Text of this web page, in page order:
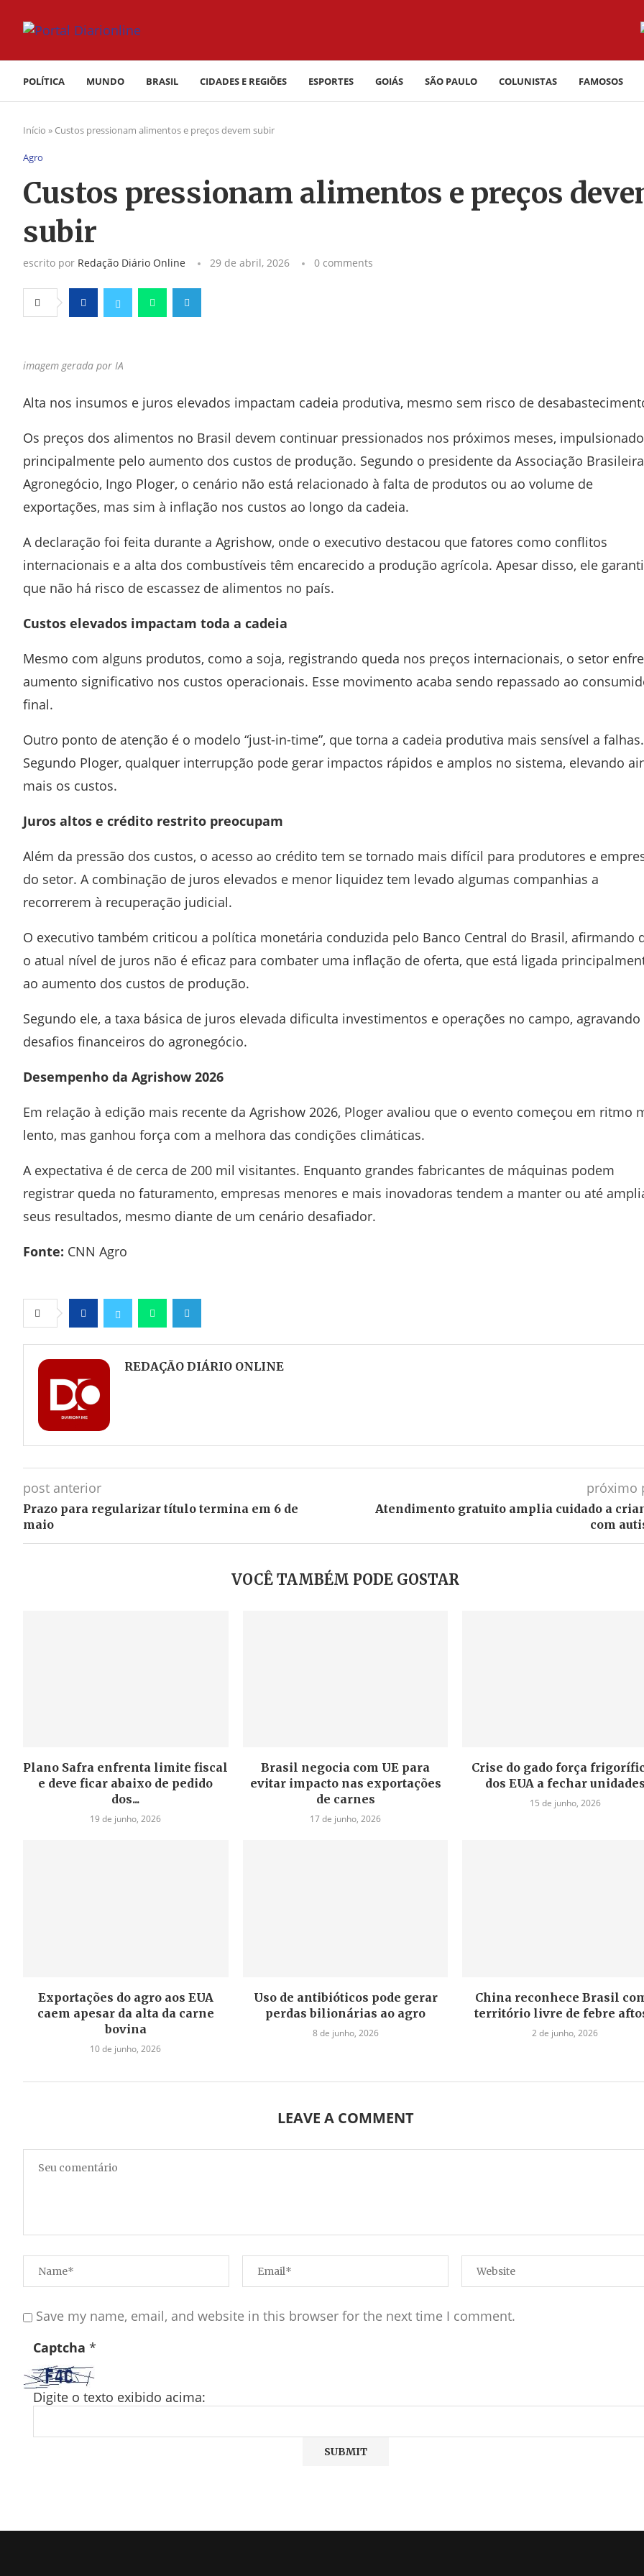
POLÍTICA MUNDO BRASIL CIDADES E REGIÕES ESPORTES GOIÁS SÃO PAULO COLUNISTAS FAMOSOS
Início » Custos pressionam alimentos e preços devem subir
Agro
Custos pressionam alimentos e preços
subir
escrito por Redação Diário Online 29 de abril, 2026 0 comments
imagem gerada por IA
Alta nos insumos e juros elevados impactam cadeia produtiva, mesmo sem risco de
Os preços dos alimentos no Brasil devem continuar pressionados nos próximos meses,
principalmente pelo aumento dos custos de produção. Segundo o presidente da Associação
Agronegócio, Ingo Ploger, o cenário não está relacionado à falta de produtos ou ao volume de
exportações, mas sim à inflação nos custos ao longo da cadeia.
A declaração foi feita durante a Agrishow, onde o executivo destacou que fatores como conflitos
internacionais e a alta dos combustíveis têm encarecido a produção agrícola. Apesar disso, ele
que não há risco de escassez de alimentos no país.
Custos elevados impactam toda a cadeia
Mesmo com alguns produtos, como a soja, registrando queda nos preços internacionais, o setor
aumento significativo nos custos operacionais. Esse movimento acaba sendo repassado ao
final.
Outro ponto de atenção é o modelo “just-in-time”, que torna a cadeia produtiva mais sensível a falhas.
Segundo Ploger, qualquer interrupção pode gerar impactos rápidos e amplos no sistema, elevando
mais os custos.
Juros altos e crédito restrito preocupam
Além da pressão dos custos, o acesso ao crédito tem se tornado mais difícil para produtores e
do setor. A combinação de juros elevados e menor liquidez tem levado algumas companhias a
recorrerem à recuperação judicial.
O executivo também criticou a política monetária conduzida pelo Banco Central do Brasil, afirmando
o atual nível de juros não é eficaz para combater uma inflação de oferta, que está ligada
ao aumento dos custos de produção.
Segundo ele, a taxa básica de juros elevada dificulta investimentos e operações no campo, agravando
desafios financeiros do agronegócio.
Desempenho da Agrishow 2026
Em relação à edição mais recente da Agrishow 2026, Ploger avaliou que o evento começou em ritmo
lento, mas ganhou força com a melhora das condições climáticas.
A expectativa é de cerca de 200 mil visitantes. Enquanto grandes fabricantes de máquinas podem
registrar queda no faturamento, empresas menores e mais inovadoras tendem a manter ou até
seus resultados, mesmo diante de um cenário desafiador.
Fonte: CNN Agro
FacebookTwitter WhatsappTelegram
REDAÇÃO DIÁRIO ONLINE
post anterior
Prazo para regularizar título termina em 6 de
maio
próximo
Atendimento gratuito amplia cuidado a
com
VOCÊ TAMBÉM PODE GOSTAR
Plano Safra enfrenta limite fiscal
e deve ficar abaixo de pedido
dos...
19 de junho, 2026
Brasil negocia com UE para
evitar impacto nas exportações
de carnes
17 de junho, 2026
Crise do gado força
dos EUA a fechar unidades
15 de junho, 2026
Exportações do agro aos EUA
caem apesar da alta da carne
bovina
10 de junho, 2026
Uso de antibióticos pode gerar
perdas bilionárias ao agro
8 de junho, 2026
China reconhece Brasil
território livre de febre
2 de junho, 2026
LEAVE A COMMENT
Save my name, email, and website in this browser for the next time I comment.
Captcha *
Digite o texto exibido acima: